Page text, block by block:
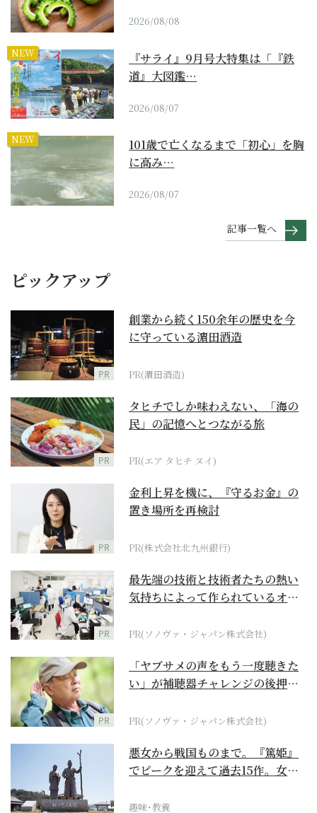
2026/08/08
NEW
『サライ』9月号大特集は「『鉄
道』大図鑑…
2026/08/07
NEW
101歳で亡くなるまで「初心」を胸
に高み…
2026/08/07
記事一覧へ
ピックアップ
PR
創業から続く150余年の歴史を今
に守っている濵田酒造
PR(濵田酒造)
PR
タヒチでしか味わえない、「海の
民」の記憶へとつながる旅
PR(エア タヒチ ヌイ)
PR
金利上昇を機に、『守るお金』の
置き場所を再検討
PR(株式会社北九州銀行)
PR
最先端の技術と技術者たちの熱い
気持ちによって作られているオー
PR(ソノヴァ・ジャパン株式会社)
PR
「ヤブサメの声をもう一度聴きた
い」が補聴器チャレンジの後押し
PR(ソノヴァ・ジャパン株式会社)
悪女から戦国ものまで。『篤姫』
でピークを迎えて過去15作。女性
趣味･教養